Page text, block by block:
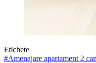
Etichete
#Amenajare apartament 2